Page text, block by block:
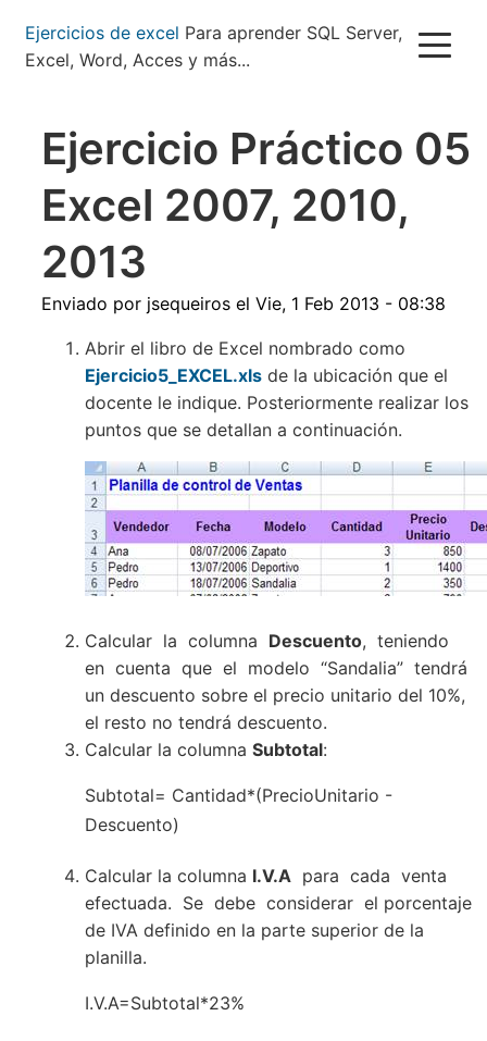
Pasar
contenido
Ejercicios de excel Para aprender SQL Server,
Excel, Word, Acces y más...
Ejercicio Práctico 05
Excel 2007, 2010,
2013
Enviado por jsequeiros el Vie, 1 Feb 2013 - 08:38
Abrir el libro de Excel nombrado como
Ejercicio5_EXCEL.xls de la ubicación que el
docente le indique. Posteriormente realizar los
puntos que se detallan a continuación.
Calcular la columna Descuento, teniendo
en cuenta que el modelo “Sandalia” tendrá
un descuento sobre el precio unitario del 10%,
el resto no tendrá descuento.
Calcular la columna Subtotal:
Subtotal= Cantidad*(PrecioUnitario -
Descuento)
Calcular la columna I.V.A para cada venta
efectuada. Se debe considerar el porcentaje
de IVA definido en la parte superior de la
planilla.
I.V.A=Subtotal*23%